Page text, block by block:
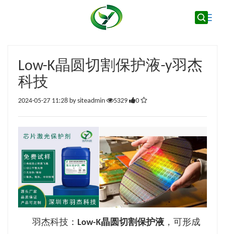
Toggle
Low-K晶圆切割保护液-y羽杰
科技
2024-05-27 11:28 by siteadmin 5329 0
羽杰科技： Low-K晶圆切割保护液，可形成